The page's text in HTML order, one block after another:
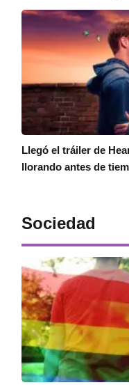
Llegó el tráiler de
llorando antes de
Sociedad